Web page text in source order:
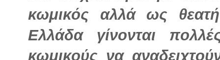
κωμικός αλλά ως
Ελλάδα γίνονται
κωμικούς να